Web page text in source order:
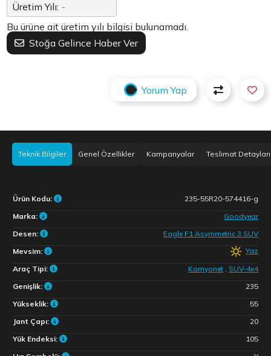
Üretim Yılı: -
Bu ürüne ait üretim yılı bilgisi bulunamadı.
Stoğa Gelince Haber Ver
Yorum Yap
Teknik Bilgiler Genel Özellikler Kampanyalar Teslimat Detayları
Ürün Kodu:
235-55R20-574416-g
Marka:
Goodyear
Desen:
Eagle F1 Asymmetric 3 SUV
Mevsim:
Yaz
Araç Tipi:
Kamyonet , SUV-4x4
Genişlik:
235
Yükseklik:
55
Jant Çapı:
20
Yük Endeksi:
105